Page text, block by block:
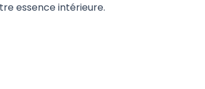
essence intérieure.